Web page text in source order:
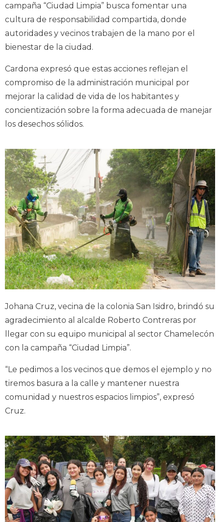
campaña “Ciudad Limpia” busca fomentar una
cultura de responsabilidad compartida, donde
autoridades y vecinos trabajen de la mano por el
bienestar de la ciudad.
Cardona expresó que estas acciones reflejan el
compromiso de la administración municipal por
mejorar la calidad de vida de los habitantes y
concientización sobre la forma adecuada de manejar
los desechos sólidos.
Johana Cruz, vecina de la colonia San Isidro, brindó su
agradecimiento al alcalde Roberto Contreras por
llegar con su equipo municipal al sector Chamelecón
con la campaña “Ciudad Limpia”.
“Le pedimos a los vecinos que demos el ejemplo y no
tiremos basura a la calle y mantener nuestra
comunidad y nuestros espacios limpios”, expresó
Cruz.